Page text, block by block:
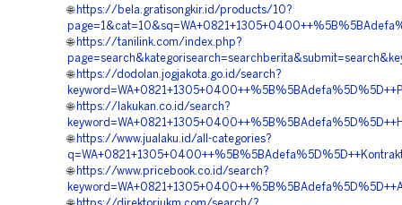
🌐 https://bela.gratisongkir.id/products/10?
🌐 https://tanilink.com/index.php?
🌐 https://dodolan.jogjakota.go.id/search?
🌐 https://lakukan.co.id/search?
🌐 https://www.jualaku.id/all-categories?
🌐 https://www.pricebook.co.id/search?